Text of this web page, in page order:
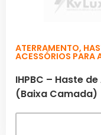
ATERRAMENTO,
ACESSÓRIOS PARA
IHPBC – Haste
(Baixa Camada)